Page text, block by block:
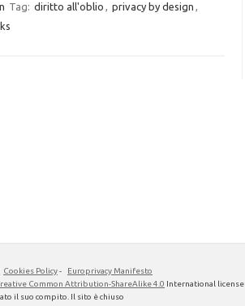
Tag: diritto all'oblio , privacy by design ,
Cookies Policy-
Europrivacy Manifesto
Common Attribution-ShareAlike 4.0 International license
il suo compito. Il sito è chiuso